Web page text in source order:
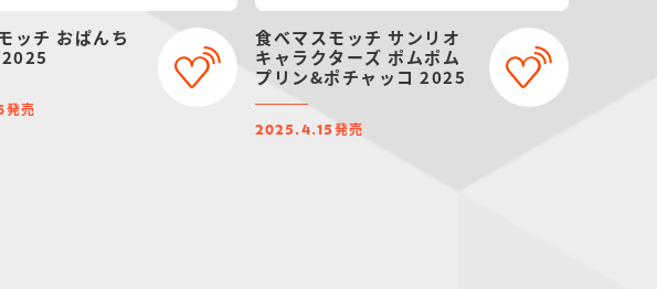
ッチ おぱんち
発売
食べマスモッチ サンリオ
キャラクターズ ポムポム
プリン&ポチャッコ 2025
2025.4.15 発売